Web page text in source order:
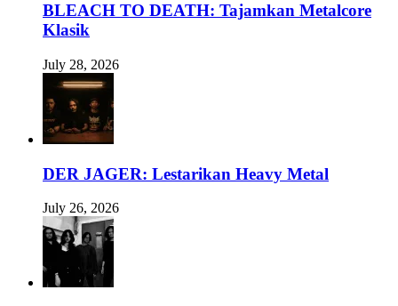
BLEACH TO DEATH: Tajamkan Metalcore
Klasik
July 28, 2026
DER JAGER: Lestarikan Heavy Metal
July 26, 2026